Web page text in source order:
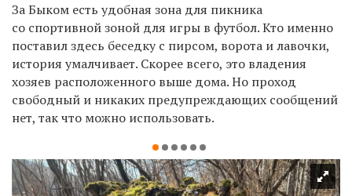
За Быком есть удобная зона для пикника
со спортивной зоной для игры в футбол. Кто именно
поставил здесь беседку с пирсом, ворота и лавочки,
история умалчивает. Скорее всего, это владения
хозяев расположенного выше дома. Но проход
свободный и никаких предупреждающих сообщений
нет, так что можно использовать.